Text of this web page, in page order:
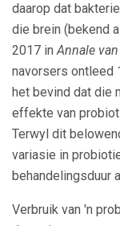
daarop dat
die brein (bekend
2017 inAnnale
navorsers ontleed
het bevind dat die
effekte van
Terwyl dit
variasie in
behandelingsduur
Verbruik van 'n